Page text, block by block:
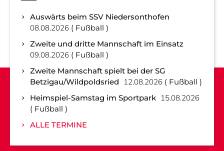
Auswärts beim SSV Niedersonthofen
08.08.2026
Fußball
Zweite und dritte Mannschaft im Einsatz
09.08.2026
Fußball
Zweite Mannschaft spielt bei der SG
Betzigau/Wildpoldsried
12.08.2026
Fußball
Heimspiel-Samstag im Sportpark 15.08.2026
Fußball
ALLE TERMINE